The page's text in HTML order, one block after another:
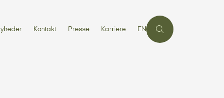
Kontakt Presse Karriere EN